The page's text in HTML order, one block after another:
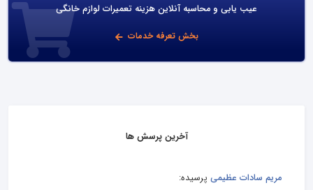
عیب یابی و محاسبه آنلاین هزینه تعمیرات لوازم خانگی
بخش تعرفه خدمات
آخرین پرسش ها
مریم سادات عظیمی پرسیده: